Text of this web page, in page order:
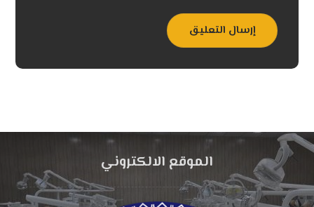
إرسال التعليق
الموقع الالكتروني